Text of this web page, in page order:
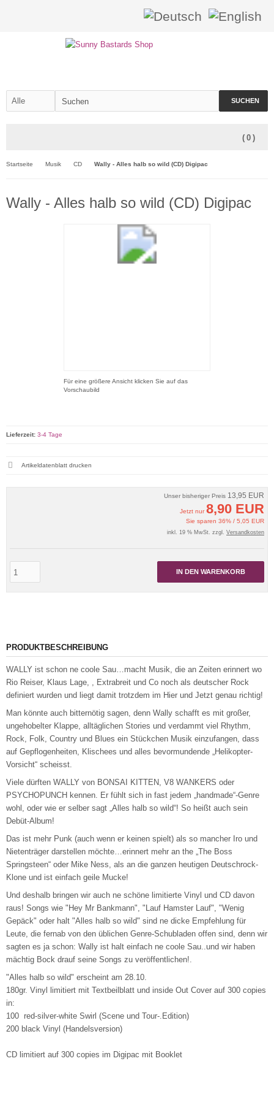
SUCHEN
( 0 )
Startseite Musik CD Wally - Alles halb so wild (CD) Digipac
Wally - Alles halb so wild (CD) Digipac
Für eine größere Ansicht klicken Sie auf das
Vorschaubild
Unser bisheriger Preis 13,95 EUR
Jetzt nur8,90 EUR
Sie sparen 36% / 5,05 EUR
inkl. 19 % MwSt. zzgl. Versandkosten
IN DEN WARENKORB
Lieferzeit: 3-4 Tage
Artikeldatenblatt drucken
PRODUKTBESCHREIBUNG
WALLY ist schon ne coole Sau…macht Musik, die an Zeiten erinnert wo
Rio Reiser, Klaus Lage, , Extrabreit und Co noch als deutscher Rock
definiert wurden und liegt damit trotzdem im Hier und Jetzt genau richtig!
Man könnte auch bitternötig sagen, denn Wally schafft es mit großer,
ungehobelter Klappe, alltäglichen Stories und verdammt viel Rhythm,
Rock, Folk, Country und Blues ein Stückchen Musik einzufangen, dass
auf Gepflogenheiten, Klischees und alles bevormundende „Helikopter-
Vorsicht“ scheisst.
Viele dürften WALLY von BONSAI KITTEN, V8 WANKERS oder
PSYCHOPUNCH kennen. Er fühlt sich in fast jedem „handmade“-Genre
wohl, oder wie er selber sagt „Alles halb so wild“! So heißt auch sein
Debüt-Album!
Das ist mehr Punk (auch wenn er keinen spielt) als so mancher Iro und
Nietenträger darstellen möchte…erinnert mehr an the „The Boss
Springsteen“ oder Mike Ness, als an die ganzen heutigen Deutschrock-
Klone und ist einfach geile Mucke!
Und deshalb bringen wir auch ne schöne limitierte Vinyl und CD davon
raus! Songs wie "Hey Mr Bankmann", "Lauf Hamster Lauf", "Wenig
Gepäck" oder halt "Alles halb so wild" sind ne dicke Empfehlung für
Leute, die fernab von den üblichen Genre-Schubladen offen sind, denn wir
sagten es ja schon: Wally ist halt einfach ne coole Sau..und wir haben
mächtig Bock drauf seine Songs zu veröffentlichen!.
"Alles halb so wild" erscheint am 28.10.
180gr. Vinyl limitiert mit Textbeilblatt und inside Out Cover auf 300 copies
in:
100 red-silver-white Swirl (Scene und Tour-.Edition)
200 black Vinyl (Handelsversion)
CD limitiert auf 300 copies im Digipac mit Booklet